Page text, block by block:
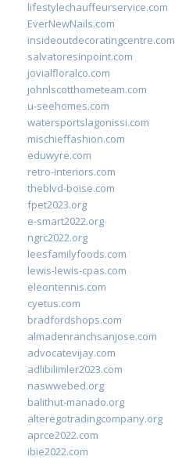
lifestylechauffeurservice.com
EverNewNails.com
insideoutdecoratingcentre.com
salvatoresinpoint.com
jovialfloralco.com
johnlscotthometeam.com
u-seehomes.com
watersportslagonissi.com
mischieffashion.com
eduwyre.com
retro-interiors.com
theblvd-boise.com
fpet2023.org
e-smart2022.org
ngrc2022.org
leesfamilyfoods.com
lewis-lewis-cpas.com
eleontennis.com
cyetus.com
bradfordshops.com
almadenranchsanjose.com
advocatevijay.com
adlibilimler2023.com
naswwebed.org
balithut-manado.org
alteregotradingcompany.org
aprce2022.com
ibie2022.com